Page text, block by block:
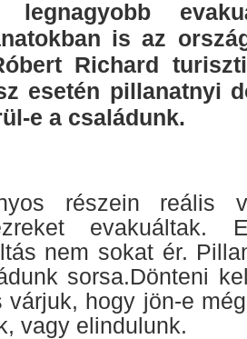
legnagyobb
is az
Richard
esetén pillanatnyi
e a családunk.
részein reális
evakuáltak.
nem sokat ér.
sorsa.Dönteni
várjuk, hogy jön-e
vagy elindulunk.